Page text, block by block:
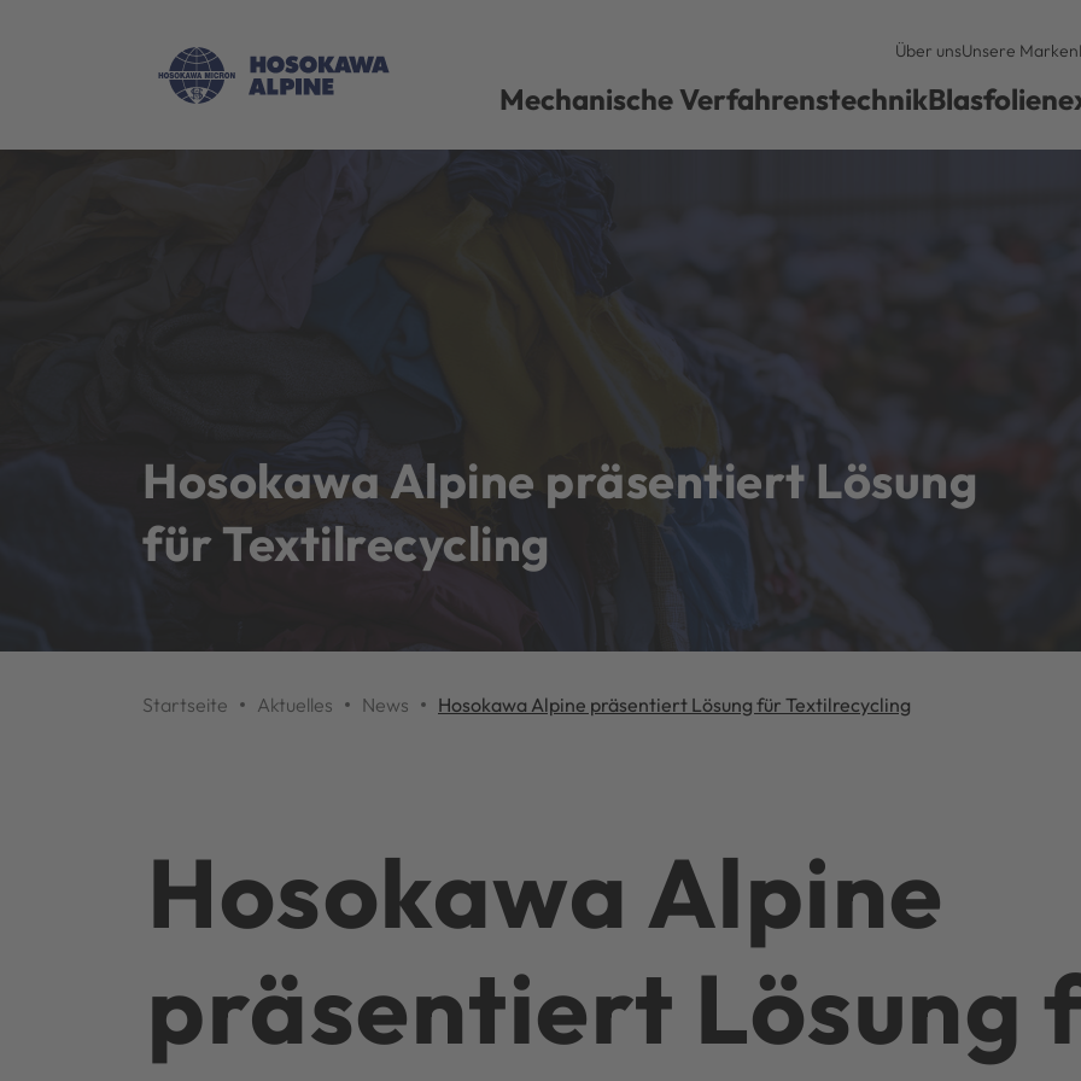
Über unsUnsere Marken
Mechanische Verfahrenstechnik
Hosokawa Alpine präsentiert Lösung
für Textilrecycling
Startseite Aktuelles News Hosokawa Alpine präsentiert Lösung für Textilrecycling
Hosokawa Alpine
präsentiert Lösung